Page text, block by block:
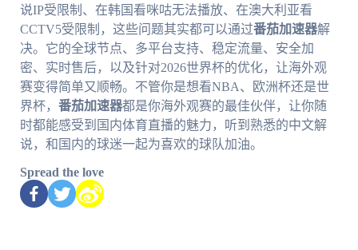
说IP受限制、在韩国看咪咕无法播放、在澳大利亚看
CCTV5受限制，这些问题其实都可以通过番茄加速器解
决。它的全球节点、多平台支持、稳定流量、安全加
密、实时售后，以及针对2026世界杯的优化，让海外观
赛变得简单又顺畅。不管你是想看NBA、欧洲杯还是世
界杯， 番茄加速器都是你海外观赛的最佳伙伴，让你随
时都能感受到国内体育直播的魅力，听到熟悉的中文解
说，和国内的球迷一起为喜欢的球队加油。
Spread the love